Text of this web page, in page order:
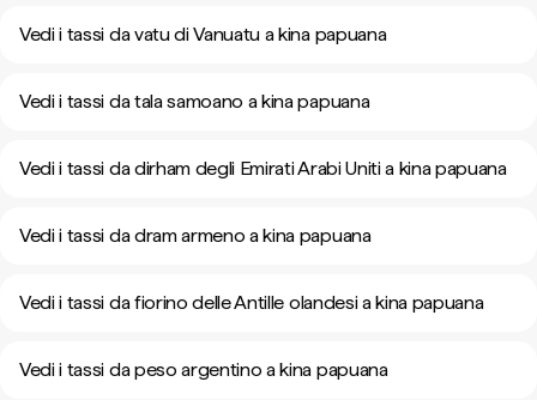
Vedi i tassi da vatu di Vanuatu a kina papuana
Vedi i tassi da tala samoano a kina papuana
Vedi i tassi da dirham degli Emirati Arabi Uniti a kina papuana
Vedi i tassi da dram armeno a kina papuana
Vedi i tassi da fiorino delle Antille olandesi a kina papuana
Vedi i tassi da peso argentino a kina papuana